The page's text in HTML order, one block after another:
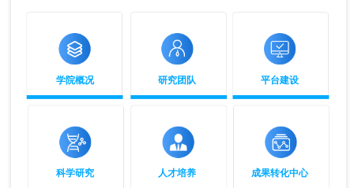
学院概况 研究团队 平台建设
科学研究 人才培养 成果转化中心